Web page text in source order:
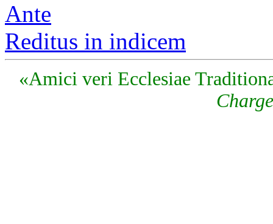
Ante
Reditus in indicem
«Amici veri Ecclesiae